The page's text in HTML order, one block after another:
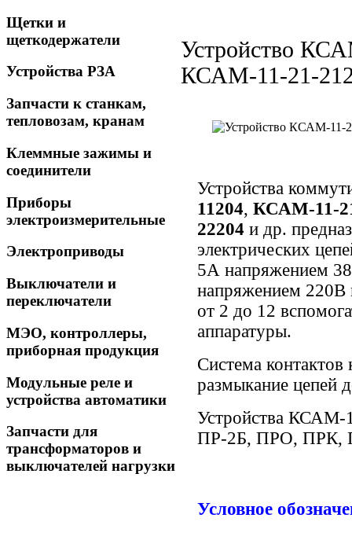
Щетки и
щеткодержатели
Устройства РЗА
Запчасти к станкам,
тепловозам, кранам
Клеммные зажимы и
соединители
Приборы
электроизмерительные
Электроприводы
Выключатели и
переключатели
МЭО, контроллеры,
приборная продукция
Модульные реле и
устройства автоматики
Запчасти для
трансформаторов и
выключателей нагрузки
Устройство
КСАМ-11-21-
Устройства
11204, КСАМ-11-
22204 и др.
электрических
5А напряжением
напряжением 220В
от 2 до 12
аппаратуры.
Система контактов
размыкание цепей
Устройства
ПР-2Б, ПРО, ПРК,
Условное